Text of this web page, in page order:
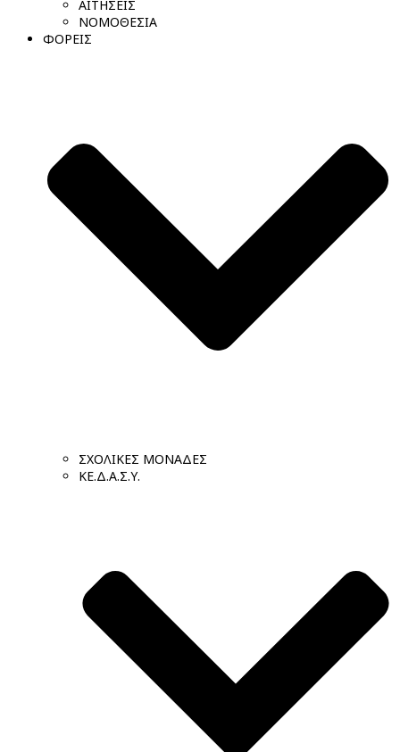
ΑΙΤΗΣΕΙΣ
ΝΟΜΟΘΕΣΙΑ
ΦΟΡΕΙΣ
ΣΧΟΛΙΚΕΣ ΜΟΝΑΔΕΣ
ΚΕ.Δ.Α.Σ.Υ.